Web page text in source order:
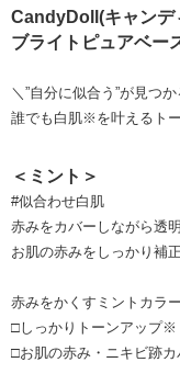
CandyDoll(キャンデ
ブライトピュアベー
＼”自分に似合う”が見つか
誰でも白肌※を叶えるト
＜ミント＞
#似合わせ白肌
赤みをカバーしながら透
お肌の赤みをしっかり
赤みをかくすミントカラー
□しっかりトーンアップ※
□お肌の赤み・ニキビ跡